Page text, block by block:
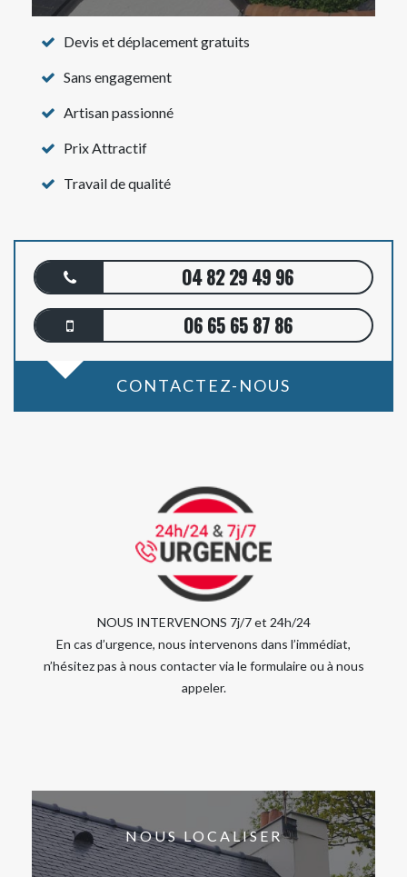
Devis et déplacement gratuits
Sans engagement
Artisan passionné
Prix Attractif
Travail de qualité
04 82 29 49 96
06 65 65 87 86
CONTACTEZ-NOUS
NOUS INTERVENONS 7j/7 et 24h/24
En cas d’urgence, nous intervenons dans l’immédiat,
n’hésitez pas à nous contacter via le formulaire ou à nous
appeler.
NOUS LOCALISER